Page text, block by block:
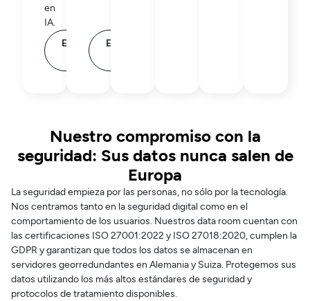
en
IA.
Explore
Explore
Nuestro compromiso con la
seguridad: Sus datos nunca salen de
Europa
La seguridad empieza por las personas, no sólo por la tecnología.
Nos centramos tanto en la seguridad digital como en el
comportamiento de los usuarios. Nuestros data room cuentan con
las certificaciones ISO 27001:2022 y ISO 27018:2020, cumplen la
GDPR y garantizan que todos los datos se almacenan en
servidores georredundantes en Alemania y Suiza. Protegemos sus
datos utilizando los más altos estándares de seguridad y
protocolos de tratamiento disponibles.